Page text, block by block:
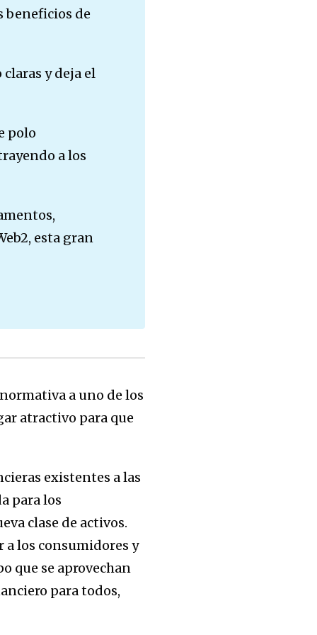
beneficios de
y deja el
polo
a los
esta gran
a uno de los
atractivo para que
existentes a las
para los
clase de activos.
a los consumidores y
que se aprovechan
para todos,